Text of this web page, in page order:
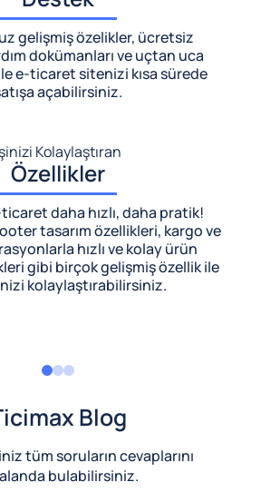
gelişmiş özelikler, ücretsiz
dokümanları ve uçtan uca
e-ticaret sitenizi kısa sürede
açabilirsiniz.
Kolaylaştıran
Özellikler
daha hızlı, daha pratik!
tasarım özellikleri, kargo ve
hızlı ve kolay ürün
gibi birçok gelişmiş özellik ile
kolaylaştırabilirsiniz.
Blog
tüm soruların cevaplarını
bulabilirsiniz.